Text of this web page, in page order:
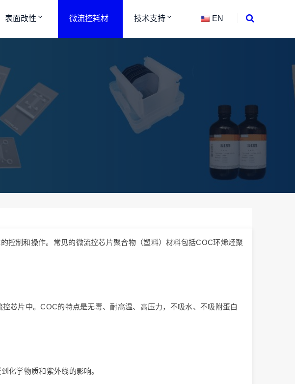
表面改性 微流控耗材 技术支持 EN
控制和操作。常见的微流控芯片聚合物（塑料）材料包括COC环烯烃聚
芯片中。COC的特点是无毒、耐高温、高压力，不吸水、不吸附蛋白
化学物质和紫外线的影响。